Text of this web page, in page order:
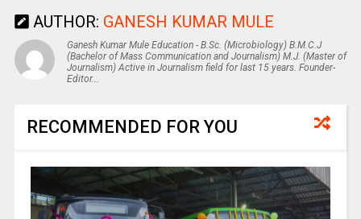
AUTHOR: GANESH KUMAR MULE
Ganesh Kumar Mule Education - B.Sc. (Microbiology) B.M.C.J
(Bachelor of Mass Communication and Journalism) M.J. (Master of
Journalism) Active in Journalism field for last 15 years. Founder-
Editor...
RECOMMENDED FOR YOU